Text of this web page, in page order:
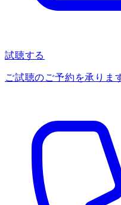
試聴する
ご試聴のご予約を承りま